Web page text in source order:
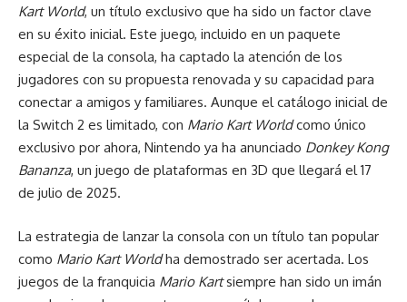
Kart World, un título exclusivo que ha sido un factor clave
en su éxito inicial. Este juego, incluido en un paquete
especial de la consola, ha captado la atención de los
jugadores con su propuesta renovada y su capacidad para
conectar a amigos y familiares. Aunque el catálogo inicial de
la Switch 2 es limitado, con Mario Kart Worldcomo único
exclusivo por ahora, Nintendo ya ha anunciado Donkey Kong
Bananza, un juego de plataformas en 3D que llegará el 17
de julio de 2025.
La estrategia de lanzar la consola con un título tan popular
como Mario Kart Worldha demostrado ser acertada. Los
juegos de la franquicia Mario Kartsiempre han sido un imán